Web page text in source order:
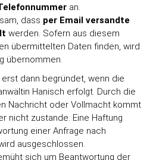
an.
dass per Email versandte
werden. Sofern aus diesem
übermittelten Daten finden, wird
übernommen.
dann begründet, wenn die
Hanisch erfolgt. Durch die
Nachricht oder Vollmacht kommt
nicht zustande. Eine Haftung
einer Anfrage nach
ausgeschlossen.
sich um Beantwortung der